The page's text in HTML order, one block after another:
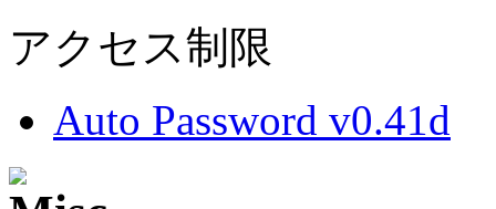
アクセス制限
Auto Password v0.41d